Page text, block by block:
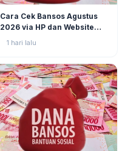
Cara Cek Bansos Agustus
2026 via HP dan Website
1 hari lalu